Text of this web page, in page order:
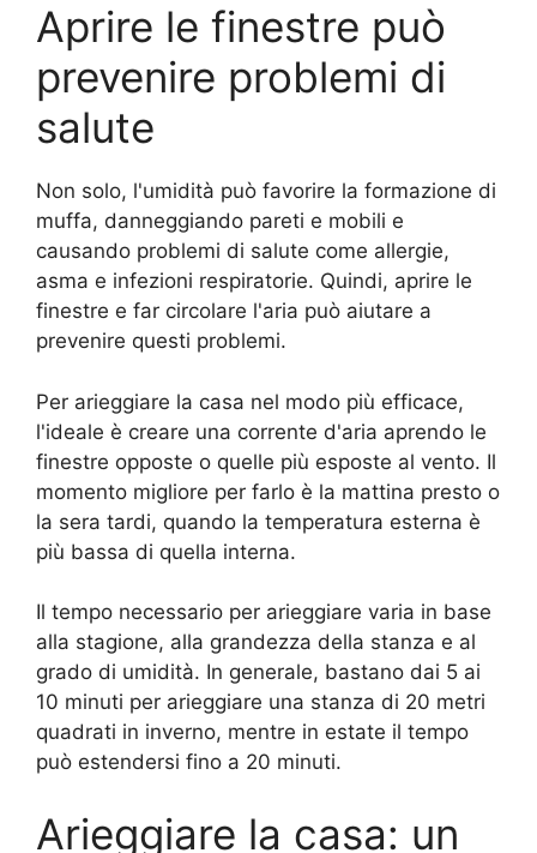
Aprire le finestre può
prevenire problemi di
salute
Non solo, l'umidità può favorire la formazione di
muffa, danneggiando pareti e mobili e
causando problemi di salute come allergie,
asma e infezioni respiratorie. Quindi, aprire le
finestre e far circolare l'aria può aiutare a
prevenire questi problemi.
Per arieggiare la casa nel modo più efficace,
l'ideale è creare una corrente d'aria aprendo le
finestre opposte o quelle più esposte al vento. Il
momento migliore per farlo è la mattina presto o
la sera tardi, quando la temperatura esterna è
più bassa di quella interna.
Il tempo necessario per arieggiare varia in base
alla stagione, alla grandezza della stanza e al
grado di umidità. In generale, bastano dai 5 ai
10 minuti per arieggiare una stanza di 20 metri
quadrati in inverno, mentre in estate il tempo
può estendersi fino a 20 minuti.
Arieggiare la casa: un